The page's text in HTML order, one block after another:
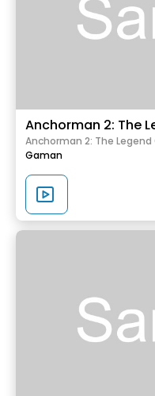
Anchorman 2: The
Anchorman 2: The
Gaman